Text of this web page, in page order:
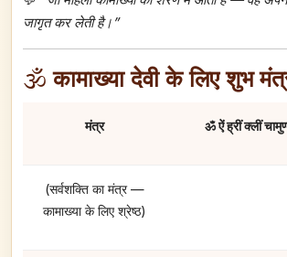
जागृत कर लेती है।”
🕉️कामाख्या देवी के लिए शुभ
मंत्र ॐ ऐं ह्रीं क्लीं
(सर्वशक्ति का मंत्र —
कामाख्या के लिए श्रेष्ठ)